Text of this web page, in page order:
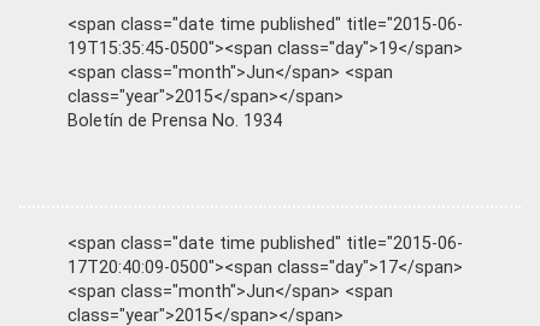
<span class="date time published" title="2015-06-
19T15:35:45-0500"><span class="day">19</span>
<span class="month">Jun</span> <span
class="year">2015</span></span>
Boletín de Prensa No. 1934
<span class="date time published" title="2015-06-
17T20:40:09-0500"><span class="day">17</span>
<span class="month">Jun</span> <span
class="year">2015</span></span>